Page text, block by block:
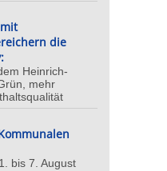
die
Heinrich-
mehr
bis 7. August